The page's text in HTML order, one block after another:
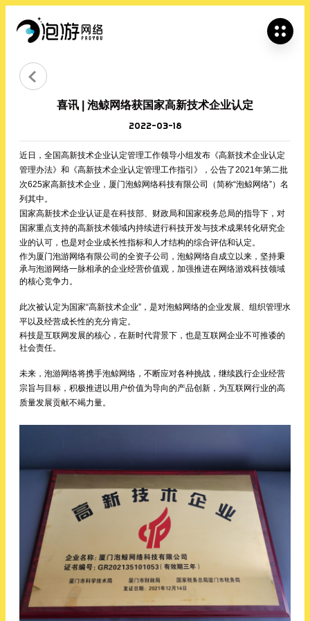

喜讯 | 泡鲸网络获国家高新技术企业认定
2022-03-18

近日，全国高新技术企业认定管理工作领导小组发布《高新技术企业认定
管理办法》和《高新技术企业认定管理工作指引》，公告了2021年第二批
次625家高新技术企业，厦门泡鲸网络科技有限公司（简称“泡鲸网络”）名
列其中。
国家高新技术企业认证是在科技部、财政局和国家税务总局的指导下，对
国家重点支持的高新技术领域内持续进行科技开发与技术成果转化研究企
业的认可，也是对企业成长性指标和人才结构的综合评估和认定。
作为厦门泡游网络有限公司的全资子公司，泡鲸网络自成立以来，坚持秉
承与泡游网络一脉相承的企业经营价值观，加强推进在网络游戏科技领域
的核心竞争力。
此次被认定为国家“高新技术企业”，是对泡鲸网络的企业发展、组织管理水
平以及经营成长性的充分肯定。
科技是互联网发展的核心，在新时代背景下，也是互联网企业不可推诿的
社会责任。
未来，泡游网络将携手泡鲸网络，不断应对各种挑战，继续践行企业经营
宗旨与目标，积极推进以用户价值为导向的产品创新，为互联网行业的高
质量发展贡献不竭力量。